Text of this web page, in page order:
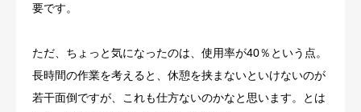
要です。
ただ、ちょっと気になったのは、使用率が40％という点。
長時間の作業を考えると、休憩を挟まないといけないのが
若干面倒ですが、これも仕方ないのかなと思います。とは